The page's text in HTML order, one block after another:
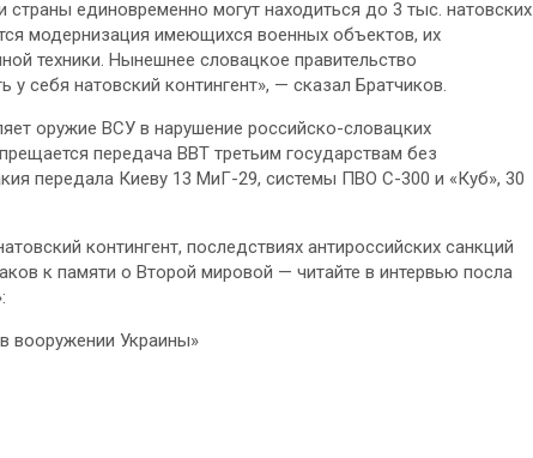
страны единовременно могут находиться до 3 тыс. натовских
модернизация имеющихся военных объектов, их
техники. Нынешнее словацкое правительство
у себя натовский контингент», — сказал Братчиков.
оружие ВСУ в нарушение российско-словацких
передача ВВТ третьим государствам без
передала Киеву 13 МиГ-29, системы ПВО С-300 и «Куб», 30
контингент, последствиях антироссийских санкций
к памяти о Второй мировой — читайте в интервью посла
вооружении Украины»